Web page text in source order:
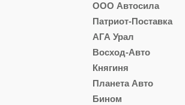
ООО Автосила
Патриот-Поставка
АГА Урал
Восход-Авто
Княгиня
Планета Авто
Бином